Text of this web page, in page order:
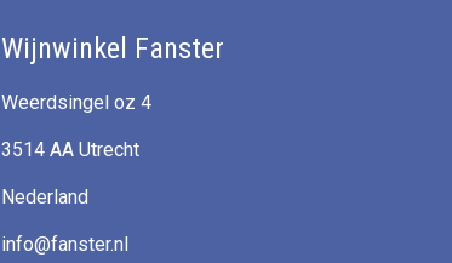
Wijnwinkel Fanster
Weerdsingel oz 4
3514 AA Utrecht
Nederland
info@fanster.nl